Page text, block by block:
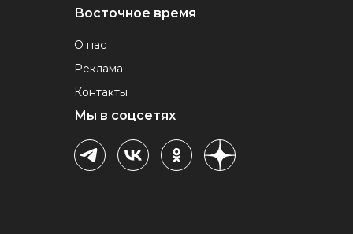
Восточное время
О нас
Реклама
Контакты
Мы в соцсетях